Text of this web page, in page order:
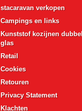
stacaravan verkopen
Campings en links
Kunststof kozijnen
glas
Retail
Cookies
Retouren
Privacy Statement
Klachten